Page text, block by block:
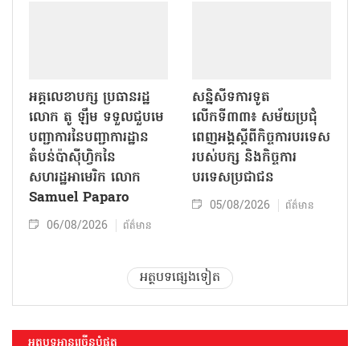
អគ្គលេខាបក្ស ប្រធានរដ្ឋ
លោក តូ ឡឹម ទទួលជួបមេ
បញ្ជាការនៃបញ្ជាការដ្ឋាន
តំបន់ប៉ាស៊ីហ្វិកនៃ
សហរដ្ឋអាមេរិក លោក
Samuel Paparo
06/08/2026 ព័ត៌មាន
សន្និសីទការទូត
លើកទី៣៣៖ សម័យប្រជុំ
ពេញអង្គស្តីពីកិច្ច​ការបរទេស
របស់​បក្ស និងកិច្ច​ការ
បរទេសប្រជាជន
05/08/2026 ព័ត៌មាន
អត្ថបទផ្សេងទៀត